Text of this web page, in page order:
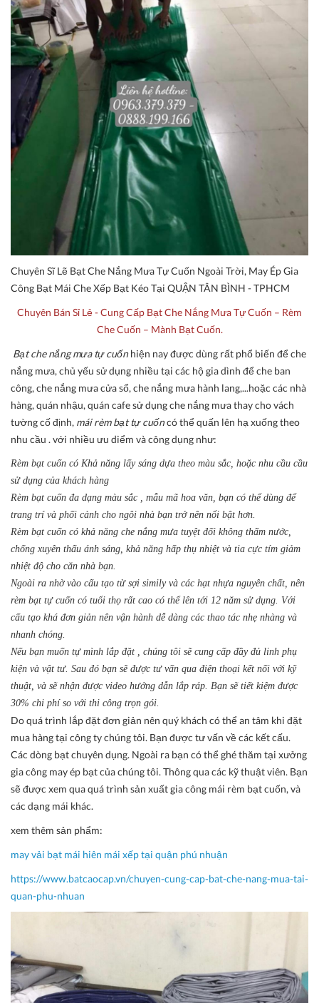
Chuyên Sĩ Lẽ Bạt Che Nắng Mưa Tự Cuốn Ngoài Trời, May Ép Gia
Công Bạt Mái Che Xếp Bạt Kéo Tại QUẬN TÂN BÌNH - TPHCM
Chuyên Bán Sỉ Lẻ - Cung Cấp Bạt Che Nắng Mưa Tự Cuốn – Rèm
Che Cuốn – Mành Bạt Cuốn.
Bạt che nắng mưa tự cuốnhiện nay được dùng rất phổ biến để che
nắng mưa, chủ yếu sử dụng nhiều tại các hộ gia dình để che ban
công, che nắng mưa cửa sổ, che nắng mưa hành lang,...hoặc các nhà
hàng, quán nhậu, quán cafe sử dụng che nắng mưa thay cho vách
tường cố định, mái rèm bạt tự cuốncó thể quấn lên hạ xuống theo
nhu cầu . với nhiều ưu diểm và công dụng như:
Rèm bạt cuốn có Khả năng lấy sáng dựa theo màu sắc, hoặc nhu cầu cầu
sử dụng của khách hàng
Rèm bạt cuốn đa dạng màu sắc , mẫu mã hoa văn, bạn có thể dùng để
trang trí và phối cảnh cho ngôi nhà bạn trở nên nổi bật hơn.
Rèm bạt cuốn có khả năng che nắng mưa tuyệt đối không thấm nước,
chống xuyên thấu ánh sáng, khả năng hấp thụ nhiệt và tia cực tím giảm
nhiệt độ cho căn nhà bạn.
Ngoài ra nhờ vào cấu tạo từ sợi simily và các hạt nhựa nguyên chất, nên
rèm bạt tự cuốn có tuổi thọ rất cao có thể lên tới 12 năm sử dụng. Với
cấu tạo khá đơn giản nên vận hành dễ dàng các thao tác nhẹ nhàng và
nhanh chóng.
Nếu bạn muốn tự mình lắp đặt , chúng tôi sẽ cung cấp đầy đủ linh phụ
kiện và vật tư. Sau đó bạn sẽ được tư vấn qua điện thoại kết nối với kỹ
thuật, và sẽ nhận được video hướng dẫn lắp ráp. Bạn sẽ tiết kiệm được
30% chi phí so với thi công trọn gói.
Do quá trình lắp đặt đơn giản nên quý khách có thể an tâm khi đặt
mua hàng tại công ty chúng tôi. Bạn được tư vấn về các kết cấu.
Các dòng bạt chuyên dụng. Ngoài ra bạn có thể ghé thăm tại xưởng
gia công may ép bạt của chúng tôi. Thông qua các kỹ thuật viên. Bạn
sẽ được xem qua quá trình sản xuất gia công mái rèm bạt cuốn, và
các dạng mái khác.
xem thêm sản phẩm:
may vải bạt mái hiên mái xếptại quận phú nhuận
https://www.batcaocap.vn/chuyen-cung-cap-bat-che-nang-mua-tai-
quan-phu-nhuan